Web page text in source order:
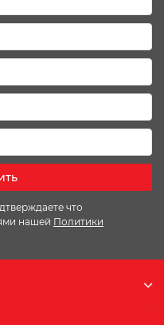
что
нашей Политики